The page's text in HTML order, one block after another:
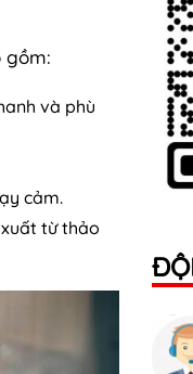
gồm:
và phù
cảm.
từ thảo